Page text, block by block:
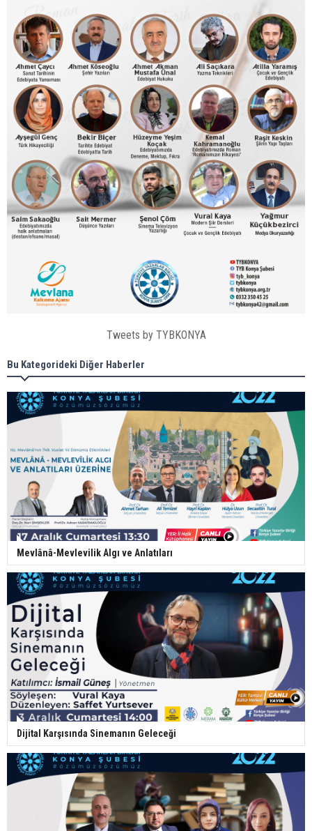
Tweets by TYBKONYA
Bu Kategorideki Diğer Haberler
Mevlânâ-Mevlevilik Algı ve Anlatıları
Dijital Karşısında Sinemanın Geleceği